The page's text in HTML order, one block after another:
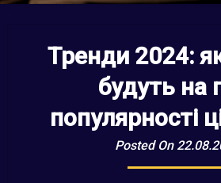
Тренди 2024:
будуть на
популярності
Posted On